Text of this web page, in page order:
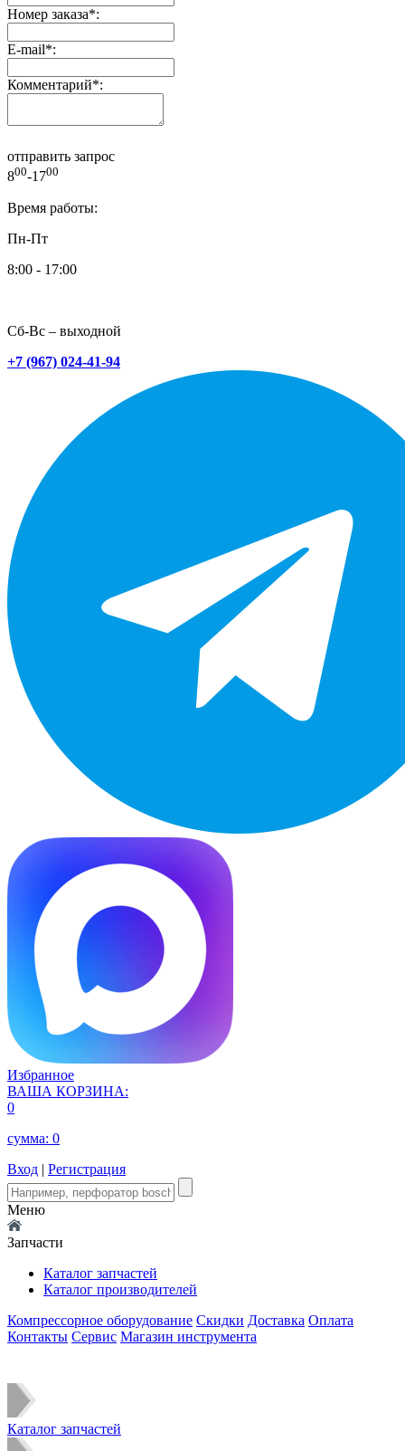
Номер заказа*:
E-mail*:
Комментарий*:
отправить запрос
800-1700
Время работы:
Пн-Пт
8:00 - 17:00
Сб-Вс – выходной
+7 (967) 024-41-94
Избранное
ВАША КОРЗИНА:
0
сумма: 0
Вход | Регистрация
Меню
Запчасти
Каталог запчастей
Каталог производителей
Компрессорное оборудование Скидки Доставка Оплата
Контакты Сервис Магазин инструмента
Каталог запчастей